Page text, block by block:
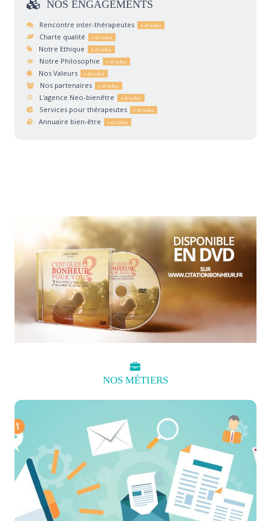
NOS ENGAGEMENTS
Rencontre inter-thérapeutes
Charte qualité
Notre Ethique
Notre Philosophie
Nos Valeurs
Nos partenaires
L'agence Neo-bienêtre
Services pour thérapeutes
Annuaire bien-être
NOS MÉTIERS